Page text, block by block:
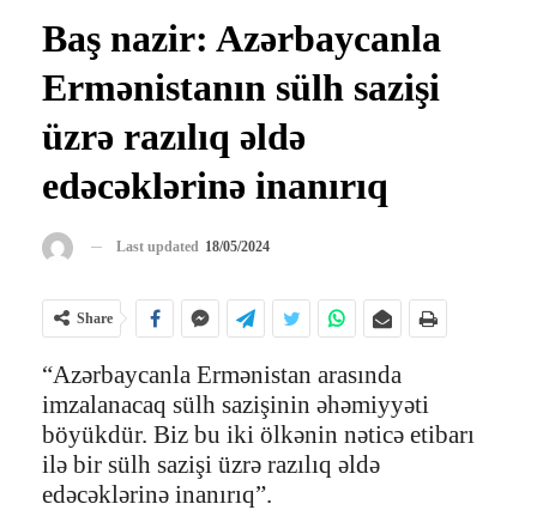
Baş nazir: Azərbaycanla
Ermənistanın sülh sazişi
üzrə razılıq əldə
edəcəklərinə inanırıq
Last updated 18/05/2024
Share
“Azərbaycanla Ermənistan arasında
imzalanacaq sülh sazişinin əhəmiyyəti
böyükdür. Biz bu iki ölkənin nəticə etibarı
ilə bir sülh sazişi üzrə razılıq əldə
edəcəklərinə inanırıq”.